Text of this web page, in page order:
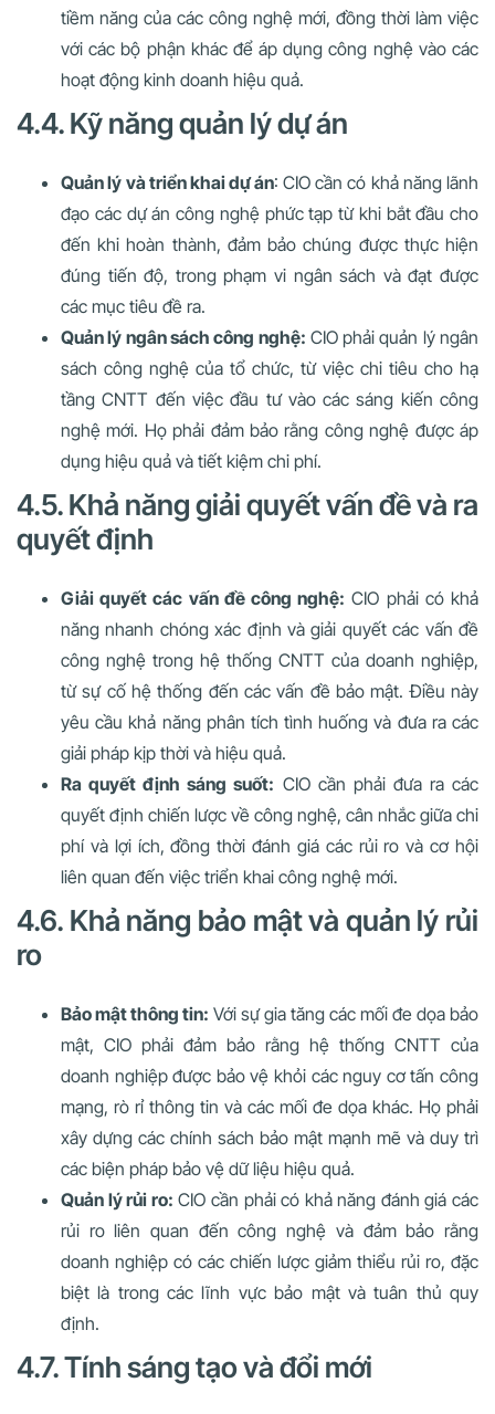
tiềm năng của các công nghệ mới, đồng thời làm việc
với các bộ phận khác để áp dụng công nghệ vào các
hoạt động kinh doanh hiệu quả.
4.4. Kỹ năng quản lý dự án
Quản lý và triển khai dự án: CIO cần có khả năng lãnh
đạo các dự án công nghệ phức tạp từ khi bắt đầu cho
đến khi hoàn thành, đảm bảo chúng được thực hiện
đúng tiến độ, trong phạm vi ngân sách và đạt được
các mục tiêu đề ra.
Quản lý ngân sách công nghệ: CIO phải quản lý ngân
sách công nghệ của tổ chức, từ việc chi tiêu cho hạ
tầng CNTT đến việc đầu tư vào các sáng kiến công
nghệ mới. Họ phải đảm bảo rằng công nghệ được áp
dụng hiệu quả và tiết kiệm chi phí.
4.5. Khả năng giải quyết vấn đề và ra
quyết định
Giải quyết các vấn đề công nghệ: CIO phải có khả
năng nhanh chóng xác định và giải quyết các vấn đề
công nghệ trong hệ thống CNTT của doanh nghiệp,
từ sự cố hệ thống đến các vấn đề bảo mật. Điều này
yêu cầu khả năng phân tích tình huống và đưa ra các
giải pháp kịp thời và hiệu quả.
Ra quyết định sáng suốt: CIO cần phải đưa ra các
quyết định chiến lược về công nghệ, cân nhắc giữa chi
phí và lợi ích, đồng thời đánh giá các rủi ro và cơ hội
liên quan đến việc triển khai công nghệ mới.
4.6. Khả năng bảo mật và quản lý rủi
ro
Bảo mật thông tin: Với sự gia tăng các mối đe dọa bảo
mật, CIO phải đảm bảo rằng hệ thống CNTT của
doanh nghiệp được bảo vệ khỏi các nguy cơ tấn công
mạng, rò rỉ thông tin và các mối đe dọa khác. Họ phải
xây dựng các chính sách bảo mật mạnh mẽ và duy trì
các biện pháp bảo vệ dữ liệu hiệu quả.
Quản lý rủi ro: CIO cần phải có khả năng đánh giá các
rủi ro liên quan đến công nghệ và đảm bảo rằng
doanh nghiệp có các chiến lược giảm thiểu rủi ro, đặc
biệt là trong các lĩnh vực bảo mật và tuân thủ quy
định.
4.7. Tính sáng tạo và đổi mới